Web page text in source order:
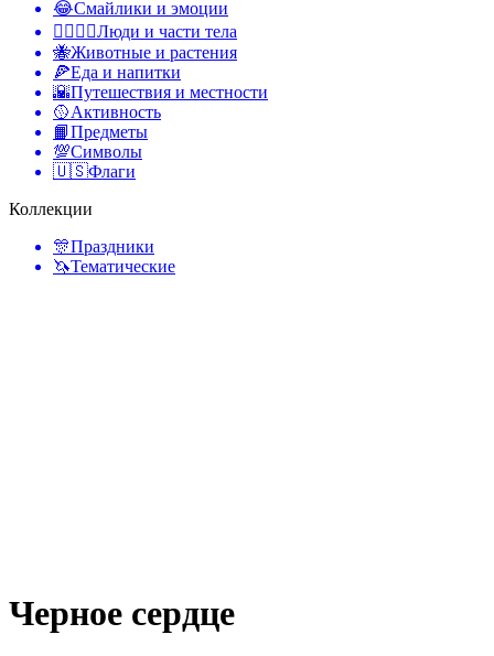
😂Смайлики и эмоции
👩‍❤️‍💋‍👨Люди и части тела
🐝Животные и растения
🍕Еда и напитки
🌇Путешествия и местности
🥎Активность
📙Предметы
💯Символы
🇺🇸Флаги
Коллекции
🎊Праздники
🦄Тематические
Черное сердце